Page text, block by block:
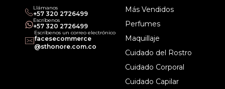
Llámanos
‎+57 320 2726499
Escríbenos
‎+57 320 2726499
Escríbenos un correo electrónico
facesecommerce
@sthonore.com.co
Más Vendidos
Perfumes
Maquillaje
Cuidado del Rostro
Cuidado Corporal
Cuidado Capilar